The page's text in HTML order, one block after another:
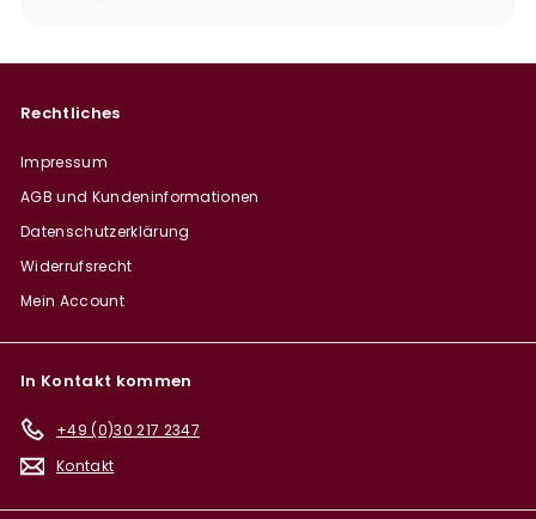
Rechtliches
Impressum
AGB und Kundeninformationen
Datenschutzerklärung
Widerrufsrecht
Mein Account
In Kontakt kommen
+49 (0)30 217 2347
Kontakt